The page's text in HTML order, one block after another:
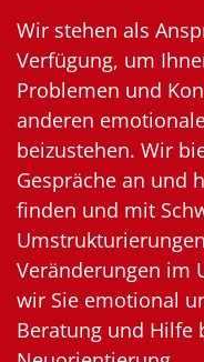
Wir stehen als
Verfügung, um
Problemen und
anderen
beizustehen. Wir
Gespräche an und
finden und mit
Veränderungen im
wir Sie emotional
Beratung und Hilfe